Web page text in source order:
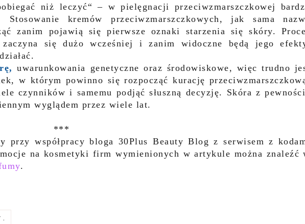
niż leczyć“ – w pielęgnacji przeciwzmarszczkowej
kremów przeciwzmarszczkowych, jak sama
zanim pojawią się pierwsze oznaki starzenia się skóry.
zaczyna się dużo wcześniej i zanim widoczne będą jego
uwarunkowania genetyczne oraz środowiskowe, więc trudno
w którym powinno się rozpocząć kurację
czynników i samemu podjąć słuszną decyzję. Skóra z
wyglądem przez wiele lat.
przy współpracy bloga 30Plus Beauty Blog z serwisem z
na kosmetyki firm wymienionych w artykule można znaleźć
.
.